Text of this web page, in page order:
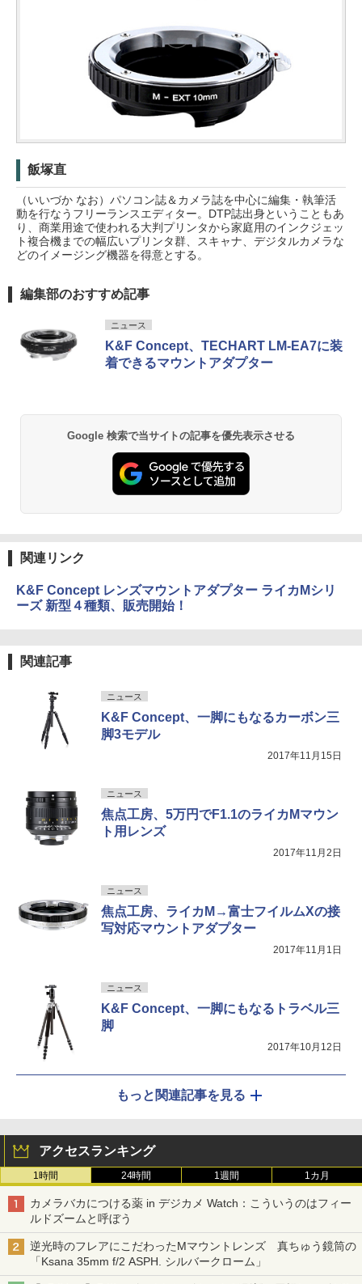
飯塚直
（いいづか なお）パソコン誌＆カメラ誌を中心に編集・執筆活
動を行なうフリーランスエディター。DTP誌出身ということもあ
り、商業用途で使われる大判プリンタから家庭用のインクジェッ
ト複合機までの幅広いプリンタ群、スキャナ、デジタルカメラな
どのイメージング機器を得意とする。
編集部のおすすめ記事
ニュース
K&F Concept、TECHART LM-EA7に装
着できるマウントアダプター
Google 検索で当サイトの記事を優先表示させる
関連リンク
K&F Concept レンズマウントアダプター ライカMシリ
ーズ 新型４種類、販売開始！
関連記事
ニュース
K&F Concept、一脚にもなるカーボン三
脚3モデル
2017年11月15日
ニュース
焦点工房、5万円でF1.1のライカMマウン
ト用レンズ
2017年11月2日
ニュース
焦点工房、ライカM→富士フイルムXの接
写対応マウントアダプター
2017年11月1日
ニュース
K&F Concept、一脚にもなるトラベル三
脚
2017年10月12日
もっと関連記事を見る
アクセスランキング
1時間 24時間 1週間 1カ月
カメラバカにつける薬 in デジカメ Watch：こういうのはフィー
ルドズームと呼ぼう
逆光時のフレアにこだわったMマウントレンズ 真ちゅう鏡筒の
「Ksana 35mm f/2 ASPH. シルバークローム」